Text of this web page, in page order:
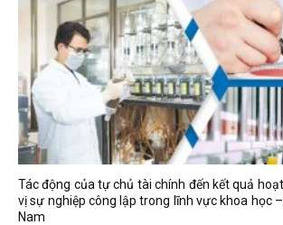
Tác động của tự chủ tài chính đến kết quả
vị sự nghiệp công lập trong lĩnh vực khoa học
Nam